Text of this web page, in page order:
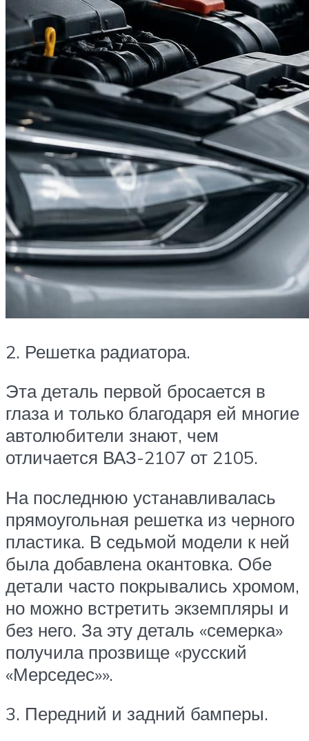
2. Решетка радиатора.
Эта деталь первой бросается в
глаза и только благодаря ей многие
автолюбители знают, чем
отличается ВАЗ-2107 от 2105.
На последнюю устанавливалась
прямоугольная решетка из черного
пластика. В седьмой модели к ней
была добавлена окантовка. Обе
детали часто покрывались хромом,
но можно встретить экземпляры и
без него. За эту деталь «семерка»
получила прозвище «русский
«Мерседес»».
3. Передний и задний бамперы.